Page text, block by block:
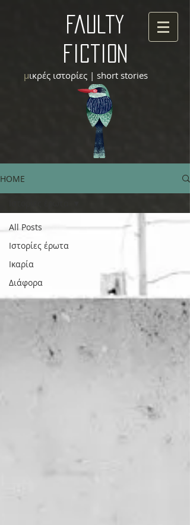
faulty
fiction
μικρές ιστορίες | short stories
HOME
All Posts
Ιστορίες έρωτα
Ικαρία
Διάφορα